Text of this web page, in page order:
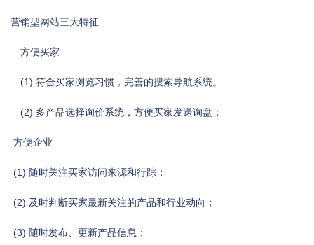
营销型网站三大特征
方便买家
(1) 符合买家浏览习惯，完善的搜索导航系统。
(2) 多产品选择询价系统，方便买家发送询盘；
方便企业
(1) 随时关注买家访问来源和行踪；
(2) 及时判断买家最新关注的产品和行业动向；
(3) 随时发布、更新产品信息；